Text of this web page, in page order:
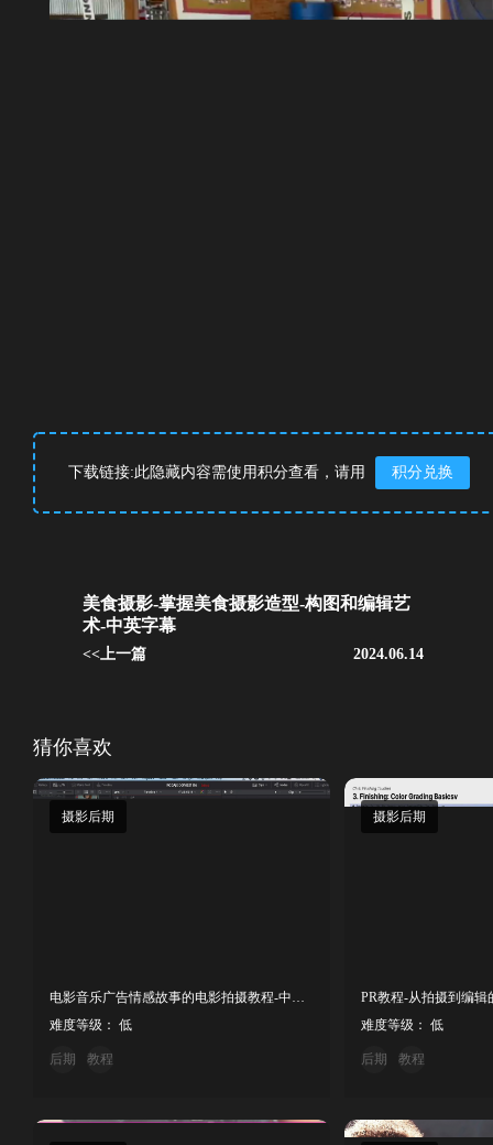
下载链接:此隐藏内容需使用积分查看，请用 积分兑换
美食摄影-掌握美食摄影造型-构图和编辑艺
术-中英字幕
2024.06.14
<<上一篇
猜你喜欢
摄影后期
难度等级： 低
后期 教程
摄影后期
难度等级： 低
后期 教程